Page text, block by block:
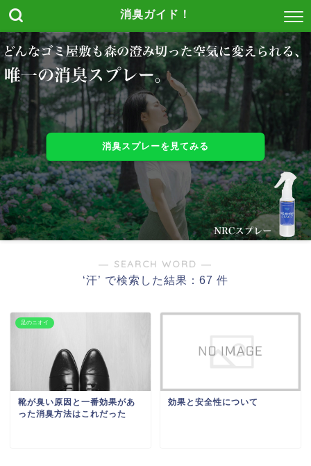
消臭ガイド！
消臭スプレーを見てみる
― SEARCH WORD ―
‘汗’ で検索した結果：67 件
足のニオイ
靴が臭い原因と一番効果があ
った消臭方法はこれだった
効果と安全性について